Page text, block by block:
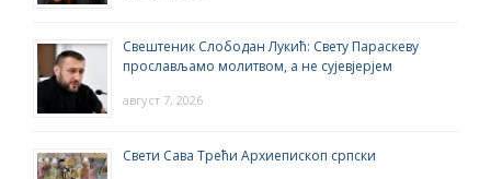
Свештеник Слободан Лукић: Свету Параскеву
прослављамо молитвом, а не сујевјерјем
август 7, 2026
Свети Сава Трећи Архиепископ српски